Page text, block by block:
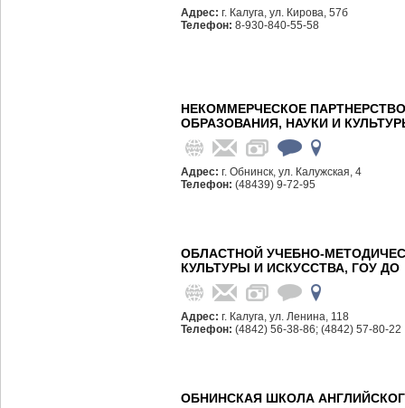
Адрес: г. Калуга, ул. Кирова, 57б
Телефон: 8-930-840-55-58
НЕКОММЕРЧЕСКОЕ
ОБРАЗОВАНИЯ, НАУКИ И
Адрес: г. Обнинск, ул. Калужская, 4
Телефон: (48439) 9-72-95
ОБЛАСТНОЙ УЧЕБНО-
КУЛЬТУРЫ И ИСКУССТВА, ГОУ ДО
Адрес: г. Калуга, ул. Ленина, 118
Телефон: (4842) 56-38-86; (4842) 57-80-22
ОБНИНСКАЯ ШКОЛА